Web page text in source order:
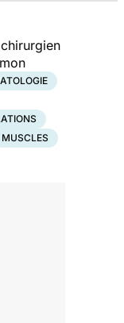
MUSCLES